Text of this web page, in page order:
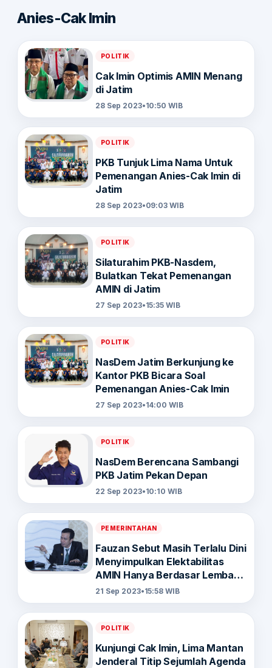
Anies-Cak Imin
POLITIK
Cak Imin Optimis AMIN Menang
di Jatim
28 Sep 2023•10:50 WIB
POLITIK
PKB Tunjuk Lima Nama Untuk
Pemenangan Anies-Cak Imin di
Jatim
28 Sep 2023•09:03 WIB
POLITIK
Silaturahim PKB-Nasdem,
Bulatkan Tekat Pemenangan
AMIN di Jatim
27 Sep 2023•15:35 WIB
POLITIK
NasDem Jatim Berkunjung ke
Kantor PKB Bicara Soal
Pemenangan Anies-Cak Imin
27 Sep 2023•14:00 WIB
POLITIK
NasDem Berencana Sambangi
PKB Jatim Pekan Depan
22 Sep 2023•10:10 WIB
PEMERINTAHAN
Fauzan Sebut Masih Terlalu Dini
Menyimpulkan Elektabilitas
AMIN Hanya Berdasar Lembaga
Survei
21 Sep 2023•15:58 WIB
POLITIK
Kunjungi Cak Imin, Lima Mantan
Jenderal Titip Sejumlah Agenda